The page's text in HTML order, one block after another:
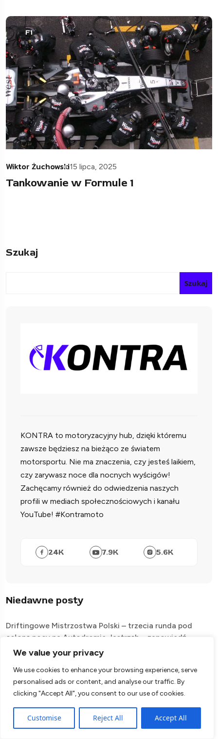
We value your privacy
We use cookies to enhance your browsing experience, serve
personalised ads or content, and analyse our traffic. By
clicking "Accept All", you consent to our use of cookies.
Customise Reject All Accept All
F1
Wiktor Żuchowski15 lipca, 2025
Tankowanie w Formule 1
Szukaj
Szukaj
KONTRA to motoryzacyjny hub, dzięki któremu
zawsze będziesz na bieżąco ze światem
motorsportu. Nie ma znaczenia, czy jesteś laikiem,
czy zarywasz noce dla nocnych wyścigów!
Zachęcamy również do odwiedzenia naszych
profili w mediach społecznościowych i kanału
YouTube! #Kontramoto
24K 7.9K 5.6K
Niedawne posty
Driftingowe Mistrzostwa Polski – trzecia runda pod
osłoną nocy na Autodromie Jastrząb – zapowiedź
Debiut Roberta Kubicy w Formule 1 – historia Grand Prix
Węgier 2006
Czy amortyzatory trzeba wymieniać parami?
Grand Prix Wielkiej Brytanii MotoGP 2026 –
Harmonogram, Zapowiedź
Jak dobrać amortyzatory do klasycznego Volkswagena?